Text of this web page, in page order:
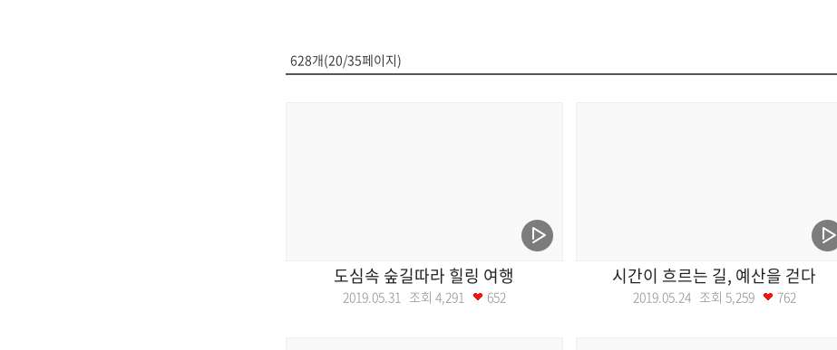
628개(20/35페이지)
도심속 숲길따라 힐링 여행
2019.05.31 조회 4,291 652
시간이 흐르는 길, 예산을 걷다
2019.05.24 조회 5,259 762